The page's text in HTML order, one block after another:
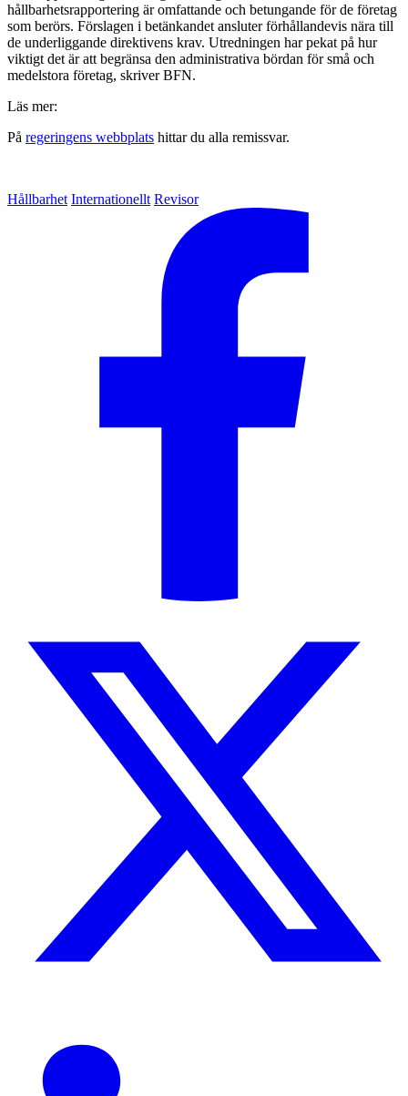
hållbarhetsrapportering är omfattande och betungande för de företag
som berörs. Förslagen i betänkandet ansluter förhållandevis nära till
de underliggande direktivens krav. Utredningen har pekat på hur
viktigt det är att begränsa den administrativa bördan för små och
medelstora företag, skriver BFN.
Läs mer:
På regeringens webbplats hittar du alla remissvar.
Hållbarhet Internationellt Revisor